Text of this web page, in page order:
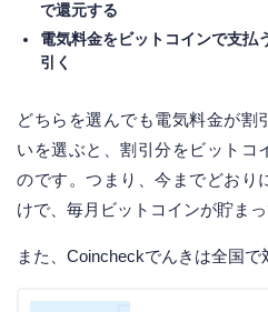
で還元する
電気料金をビットコインで支払
引く
どちらを選んでも電気料金が割
いを選ぶと、割引分をビットコ
のです。つまり、今までどおり
けで、毎月ビットコインが貯ま
また、Coincheckでんきは全国で